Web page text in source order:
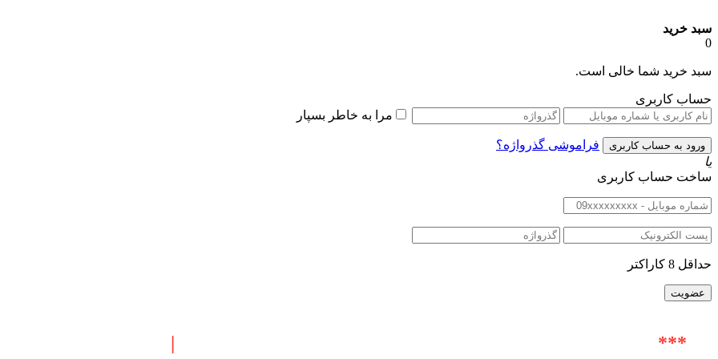
سبد خرید
0
سبد خرید شما خالی است.
حساب کاربری
مرا به خاطر بسپار
فراموشی گذرواژه؟
یا
ساخت حساب کاربری
حداقل 8 کاراکتر
***
|